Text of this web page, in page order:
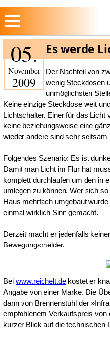
05.
November
2009
Es werde
Der Nachteil von
wenig Steckdosen
unmöglichsten
Keine einzige Steckdose weit
Lichtschalter. Einer für das Licht
keine beziehungsweise eine
wieder andere sind sehr seltsam
Folgendes Szenario: Es ist
Damit man Licht im Flur hat
komplett durchlaufen um den in
umlegen zu können. Wer sich
Haus mehrfach umgebaut
einmal wirklich Sinn gemacht.
Derzeit macht er jedenfalls
Bewegungsmelder.
Bei www.reichelt.de kostet er
Angabe von einer Marke. Die
dann von Brennenstuhl der
empfohlenem Verkaufspreis von
kurzer Blick auf die technischen